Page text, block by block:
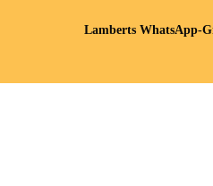
Lamberts WhatsApp-